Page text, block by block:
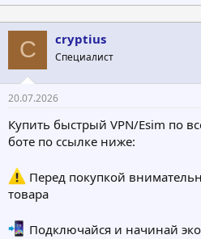
C cryptius
Специалист
20.07.2026
Купить быстрый VPN/Esim по
боте по ссылке ниже:
Перед покупкой
товара
Подключайся и начинай